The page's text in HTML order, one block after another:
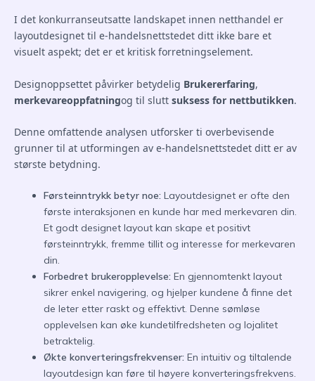
I det konkurranseutsatte landskapet innen netthandel er
layoutdesignet til e-handelsnettstedet ditt ikke bare et
visuelt aspekt; det er et kritisk forretningselement.
Designoppsettet påvirker betydelig Brukererfaring,
merkevareoppfatningog til slutt suksess for nettbutikken.
Denne omfattende analysen utforsker ti overbevisende
grunner til at utformingen av e-handelsnettstedet ditt er av
største betydning.
Førsteinntrykk betyr noe: Layoutdesignet er ofte den
første interaksjonen en kunde har med merkevaren din.
Et godt designet layout kan skape et positivt
førsteinntrykk, fremme tillit og interesse for merkevaren
din.
Forbedret brukeropplevelse: En gjennomtenkt layout
sikrer enkel navigering, og hjelper kundene å finne det
de leter etter raskt og effektivt. Denne sømløse
opplevelsen kan øke kundetilfredsheten og lojalitet
betraktelig.
Økte konverteringsfrekvenser: En intuitiv og tiltalende
layoutdesign kan føre til høyere konverteringsfrekvens.